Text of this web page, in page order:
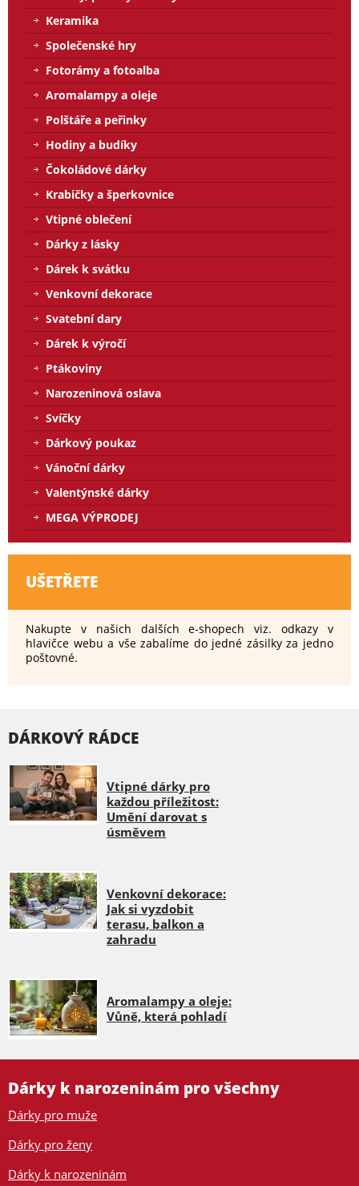
Keramika
Společenské hry
Fotorámy a fotoalba
Aromalampy a oleje
Polštáře a peřinky
Hodiny a budíky
Čokoládové dárky
Krabičky a šperkovnice
Vtipné oblečení
Dárky z lásky
Dárek k svátku
Venkovní dekorace
Svatební dary
Dárek k výročí
Ptákoviny
Narozeninová oslava
Svíčky
Dárkový poukaz
Vánoční dárky
Valentýnské dárky
MEGA VÝPRODEJ
UŠETŘETE
Nakupte v našich dalších e-shopech viz. odkazy v
hlavičce webu a vše zabalíme do jedné zásilky za jedno
poštovné.
DÁRKOVÝ RÁDCE
Vtipné dárky pro
každou příležitost:
Umění darovat s
úsměvem
Venkovní dekorace:
Jak si vyzdobit
terasu, balkon a
zahradu
Aromalampy a oleje:
Vůně, která pohladí
Dárky k narozeninám pro všechny
Dárky pro muže
Dárky pro ženy
Dárky k narozeninám